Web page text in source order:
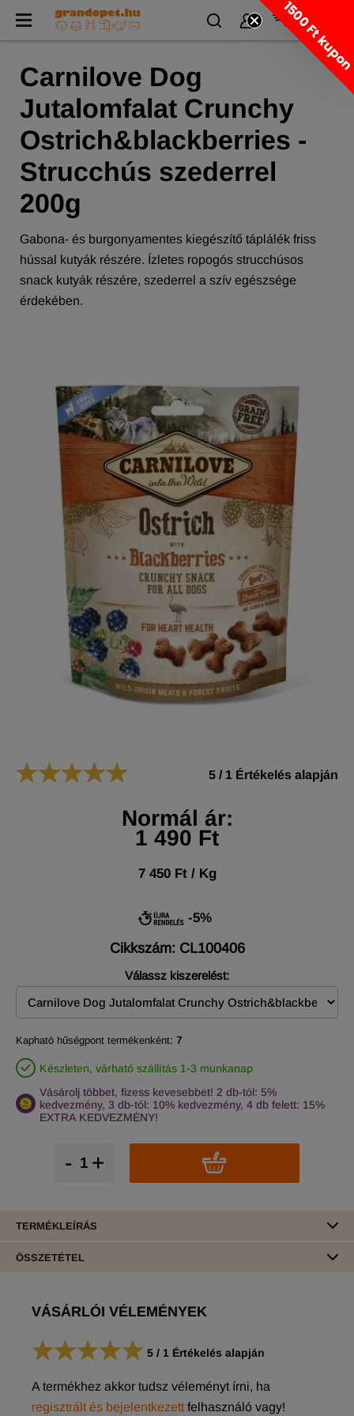
Carnilove Dog
Jutalomfalat Crunchy
Ostrich&blackberries -
Strucchús szederrel
200g
Gabona- és burgonyamentes kiegészítő táplálék friss
hússal kutyák részére. Ízletes ropogós strucchúsos
snack kutyák részére, szederrel a szív egészsége
érdekében.
5 / 1 Értékelés alapján
Normál ár:
1 490 Ft
7 450 Ft / Kg
-5%
Cikkszám: CL100406
Válassz kiszerelést:
Kapható hűségpont termékenként: 7
Készleten, várható szállítás 1-3 munkanap
Vásárolj többet, fizess kevesebbet! 2 db-tól: 5%
kedvezmény, 3 db-tól: 10% kedvezmény, 4 db felett: 15%
EXTRA KEDVEZMÉNY!
+
-
TERMÉKLEÍRÁS
ÖSSZETÉTEL
VÁSÁRLÓI VÉLEMÉNYEK
5 / 1 Értékelés alapján
A termékhez akkor tudsz véleményt írni, ha
regisztrált és bejelentkezett felhasználó vagy!
1500 Ft